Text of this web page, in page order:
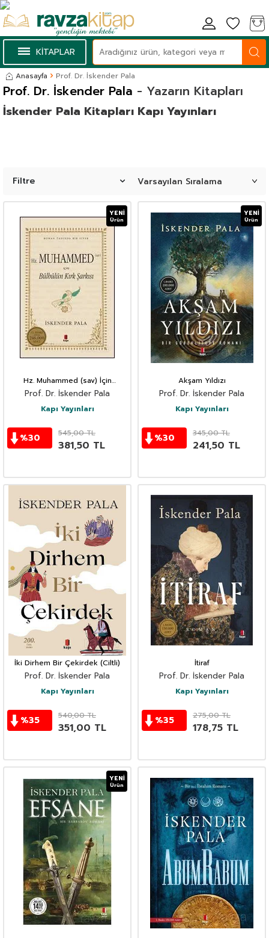
KİTAPLAR
Anasayfa Prof. Dr. İskender Pala
- Yazarın Kitapları
Prof. Dr. İskender Pala
İskender Pala Kitapları Kapı Yayınları
Filtre
YENI
Ürün
Hz. Muhammed (sav) İçin
Bülbülün Kırk Şarkısı (Karton
Kapak)
Prof. Dr. İskender Pala
Kapı Yayınları
%30 545,00TL
381,50 TL
YENI
Ürün
Akşam Yıldızı
Prof. Dr. İskender Pala
Kapı Yayınları
%30 345,00TL
241,50 TL
İki Dirhem Bir Çekirdek (Ciltli)
Prof. Dr. İskender Pala
Kapı Yayınları
%35 540,00TL
351,00 TL
İtiraf
Prof. Dr. İskender Pala
Kapı Yayınları
%35 275,00TL
178,75 TL
YENI
Ürün